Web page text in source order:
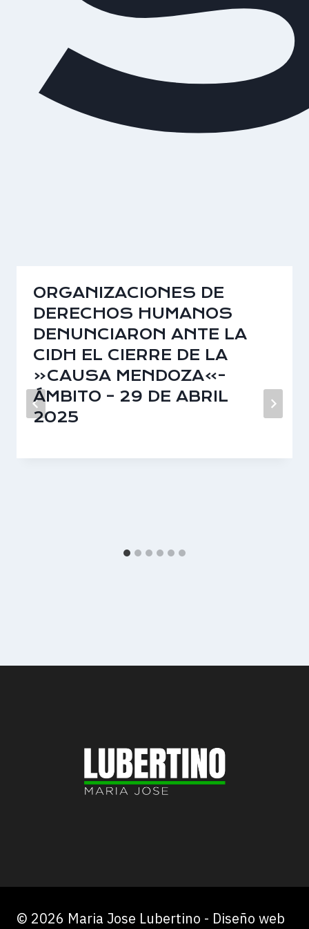
ORGANIZACIONES DE
DERECHOS HUMANOS
DENUNCIARON ANTE LA
CIDH EL CIERRE DE LA
«CAUSA MENDOZA»-
ÁMBITO – 29 DE ABRIL
2025
© 2026 Maria Jose Lubertino - Diseño web